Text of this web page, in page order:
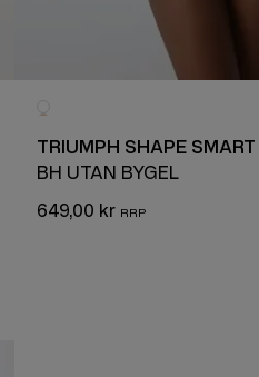
TRIUMPH SHAPE SMART
BH UTAN BYGEL
649,00 kr